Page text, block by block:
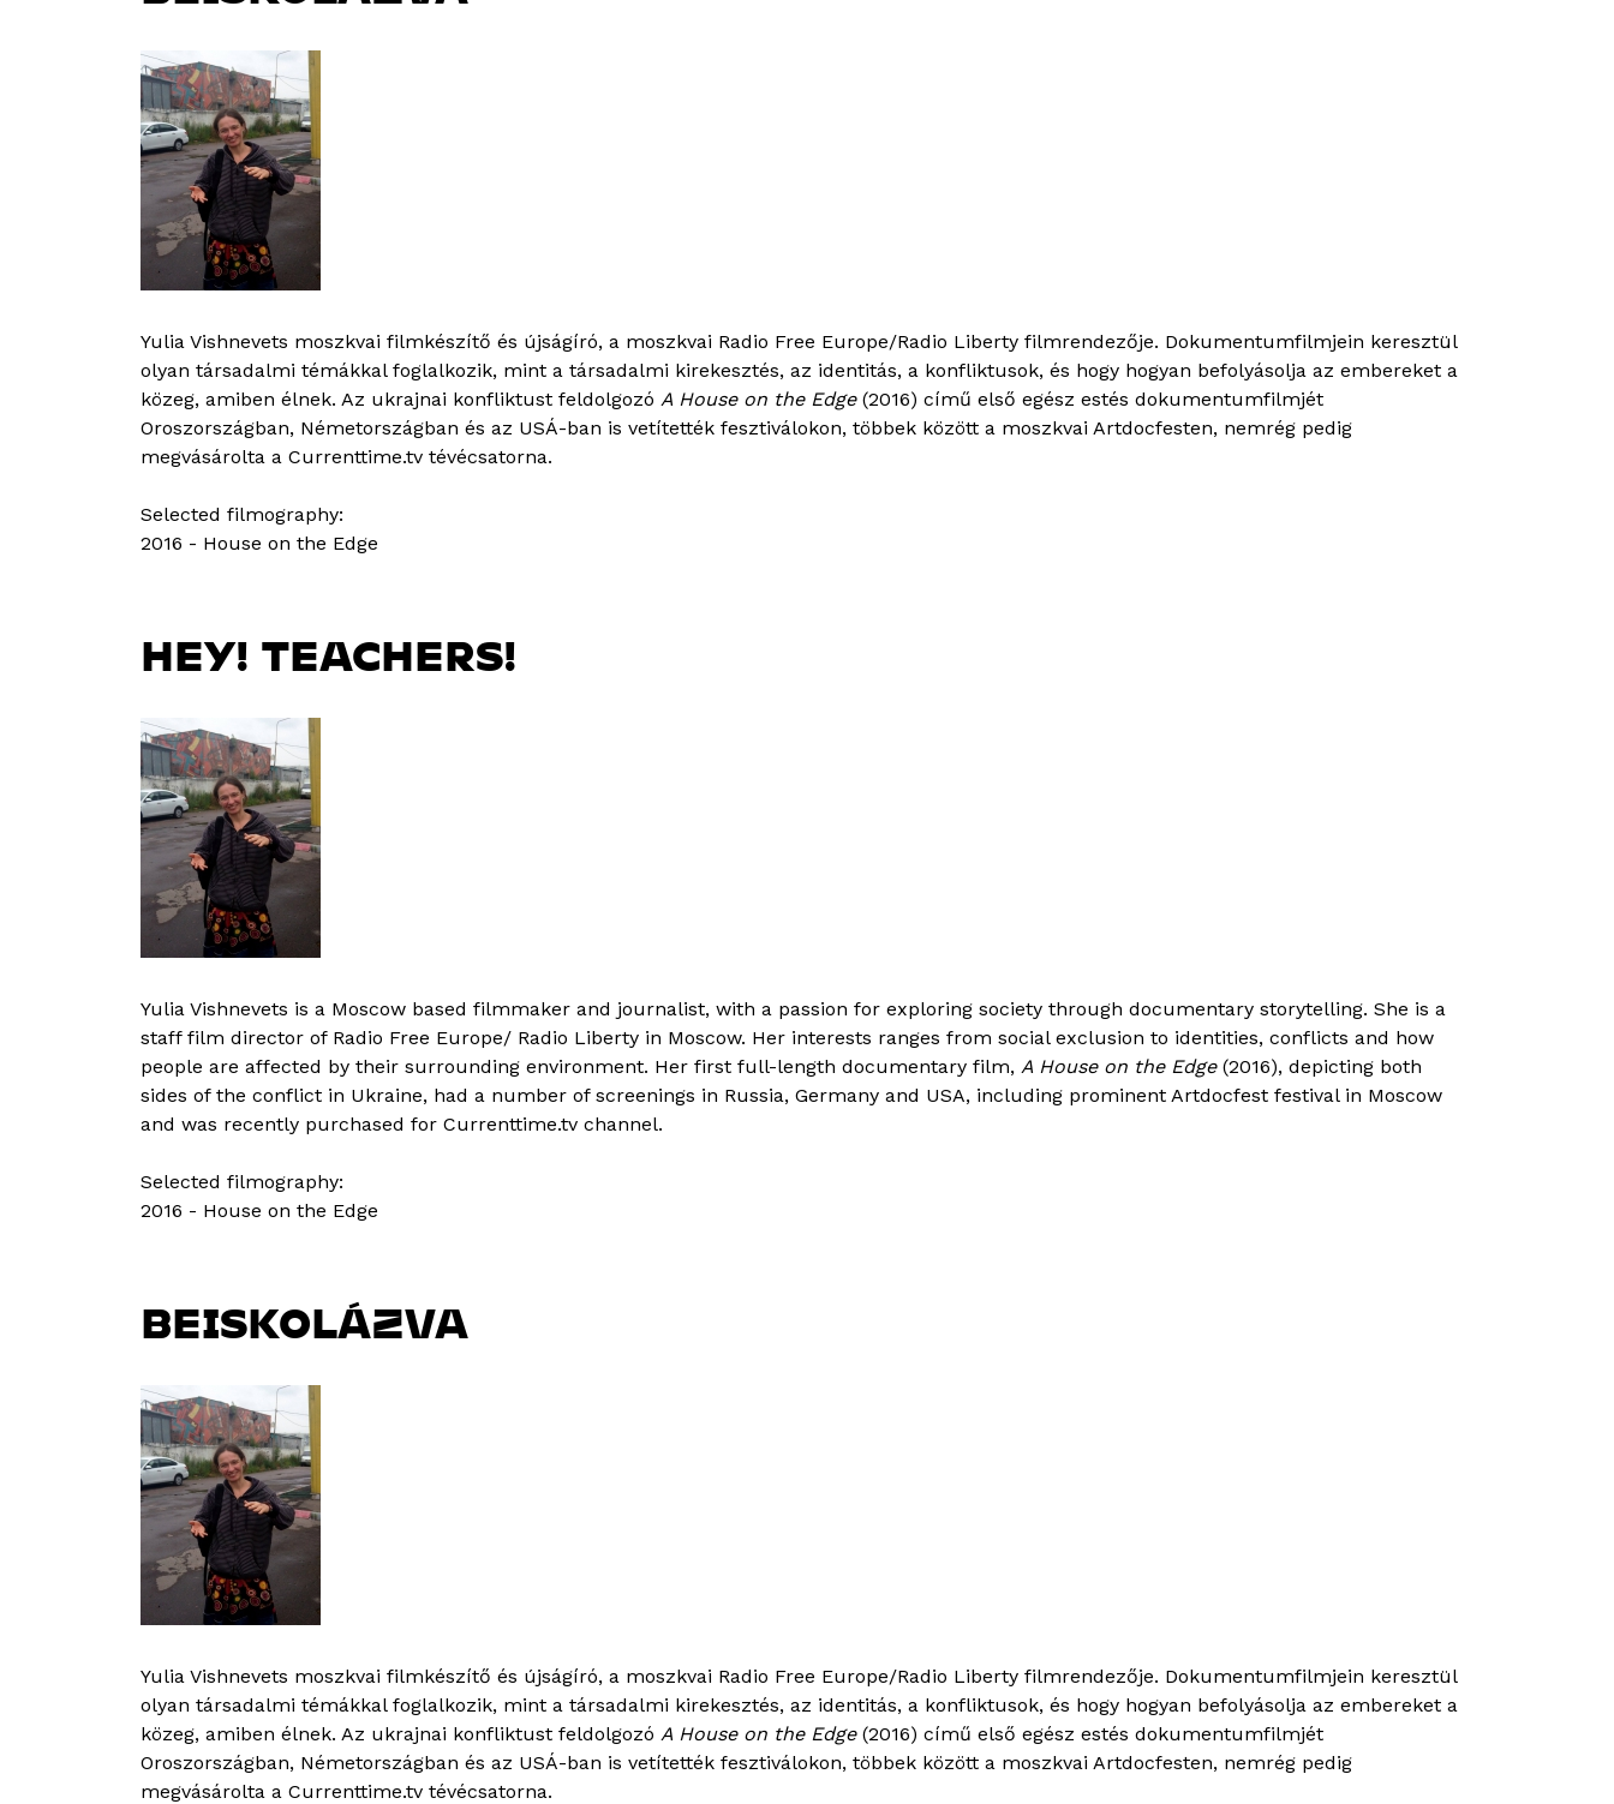
Yulia Vishnevets moszkvai filmkészítő és újságíró, a moszkvai Radio Free Europe/Radio Liberty filmrendezője. Dokumentumfilmjein keresztül
olyan társadalmi témákkal foglalkozik, mint a társadalmi kirekesztés, az identitás, a konfliktusok, és hogy hogyan befolyásolja az embereket a
közeg, amiben élnek. Az ukrajnai konfliktust feldolgozó A House on the Edge(2016) című első egész estés dokumentumfilmjét
Oroszországban, Németországban és az USÁ-ban is vetítették fesztiválokon, többek között a moszkvai Artdocfesten, nemrég pedig
megvásárolta a Currenttime.tv tévécsatorna.
Selected filmography:
2016 - House on the Edge
HEY! TEACHERS!
Yulia Vishnevets is a Moscow based filmmaker and journalist, with a passion for exploring society through documentary storytelling. She is a
staff film director of Radio Free Europe/ Radio Liberty in Moscow. Her interests ranges from social exclusion to identities, conflicts and how
people are affected by their surrounding environment. Her first full-length documentary film, A House on the Edge(2016), depicting both
sides of the conflict in Ukraine, had a number of screenings in Russia, Germany and USA, including prominent Artdocfest festival in Moscow
and was recently purchased for Currenttime.tv channel.
Selected filmography:
2016 - House on the Edge
BEISKOLÁZVA
Yulia Vishnevets moszkvai filmkészítő és újságíró, a moszkvai Radio Free Europe/Radio Liberty filmrendezője. Dokumentumfilmjein keresztül
olyan társadalmi témákkal foglalkozik, mint a társadalmi kirekesztés, az identitás, a konfliktusok, és hogy hogyan befolyásolja az embereket a
közeg, amiben élnek. Az ukrajnai konfliktust feldolgozó A House on the Edge(2016) című első egész estés dokumentumfilmjét
Oroszországban, Németországban és az USÁ-ban is vetítették fesztiválokon, többek között a moszkvai Artdocfesten, nemrég pedig
megvásárolta a Currenttime.tv tévécsatorna.